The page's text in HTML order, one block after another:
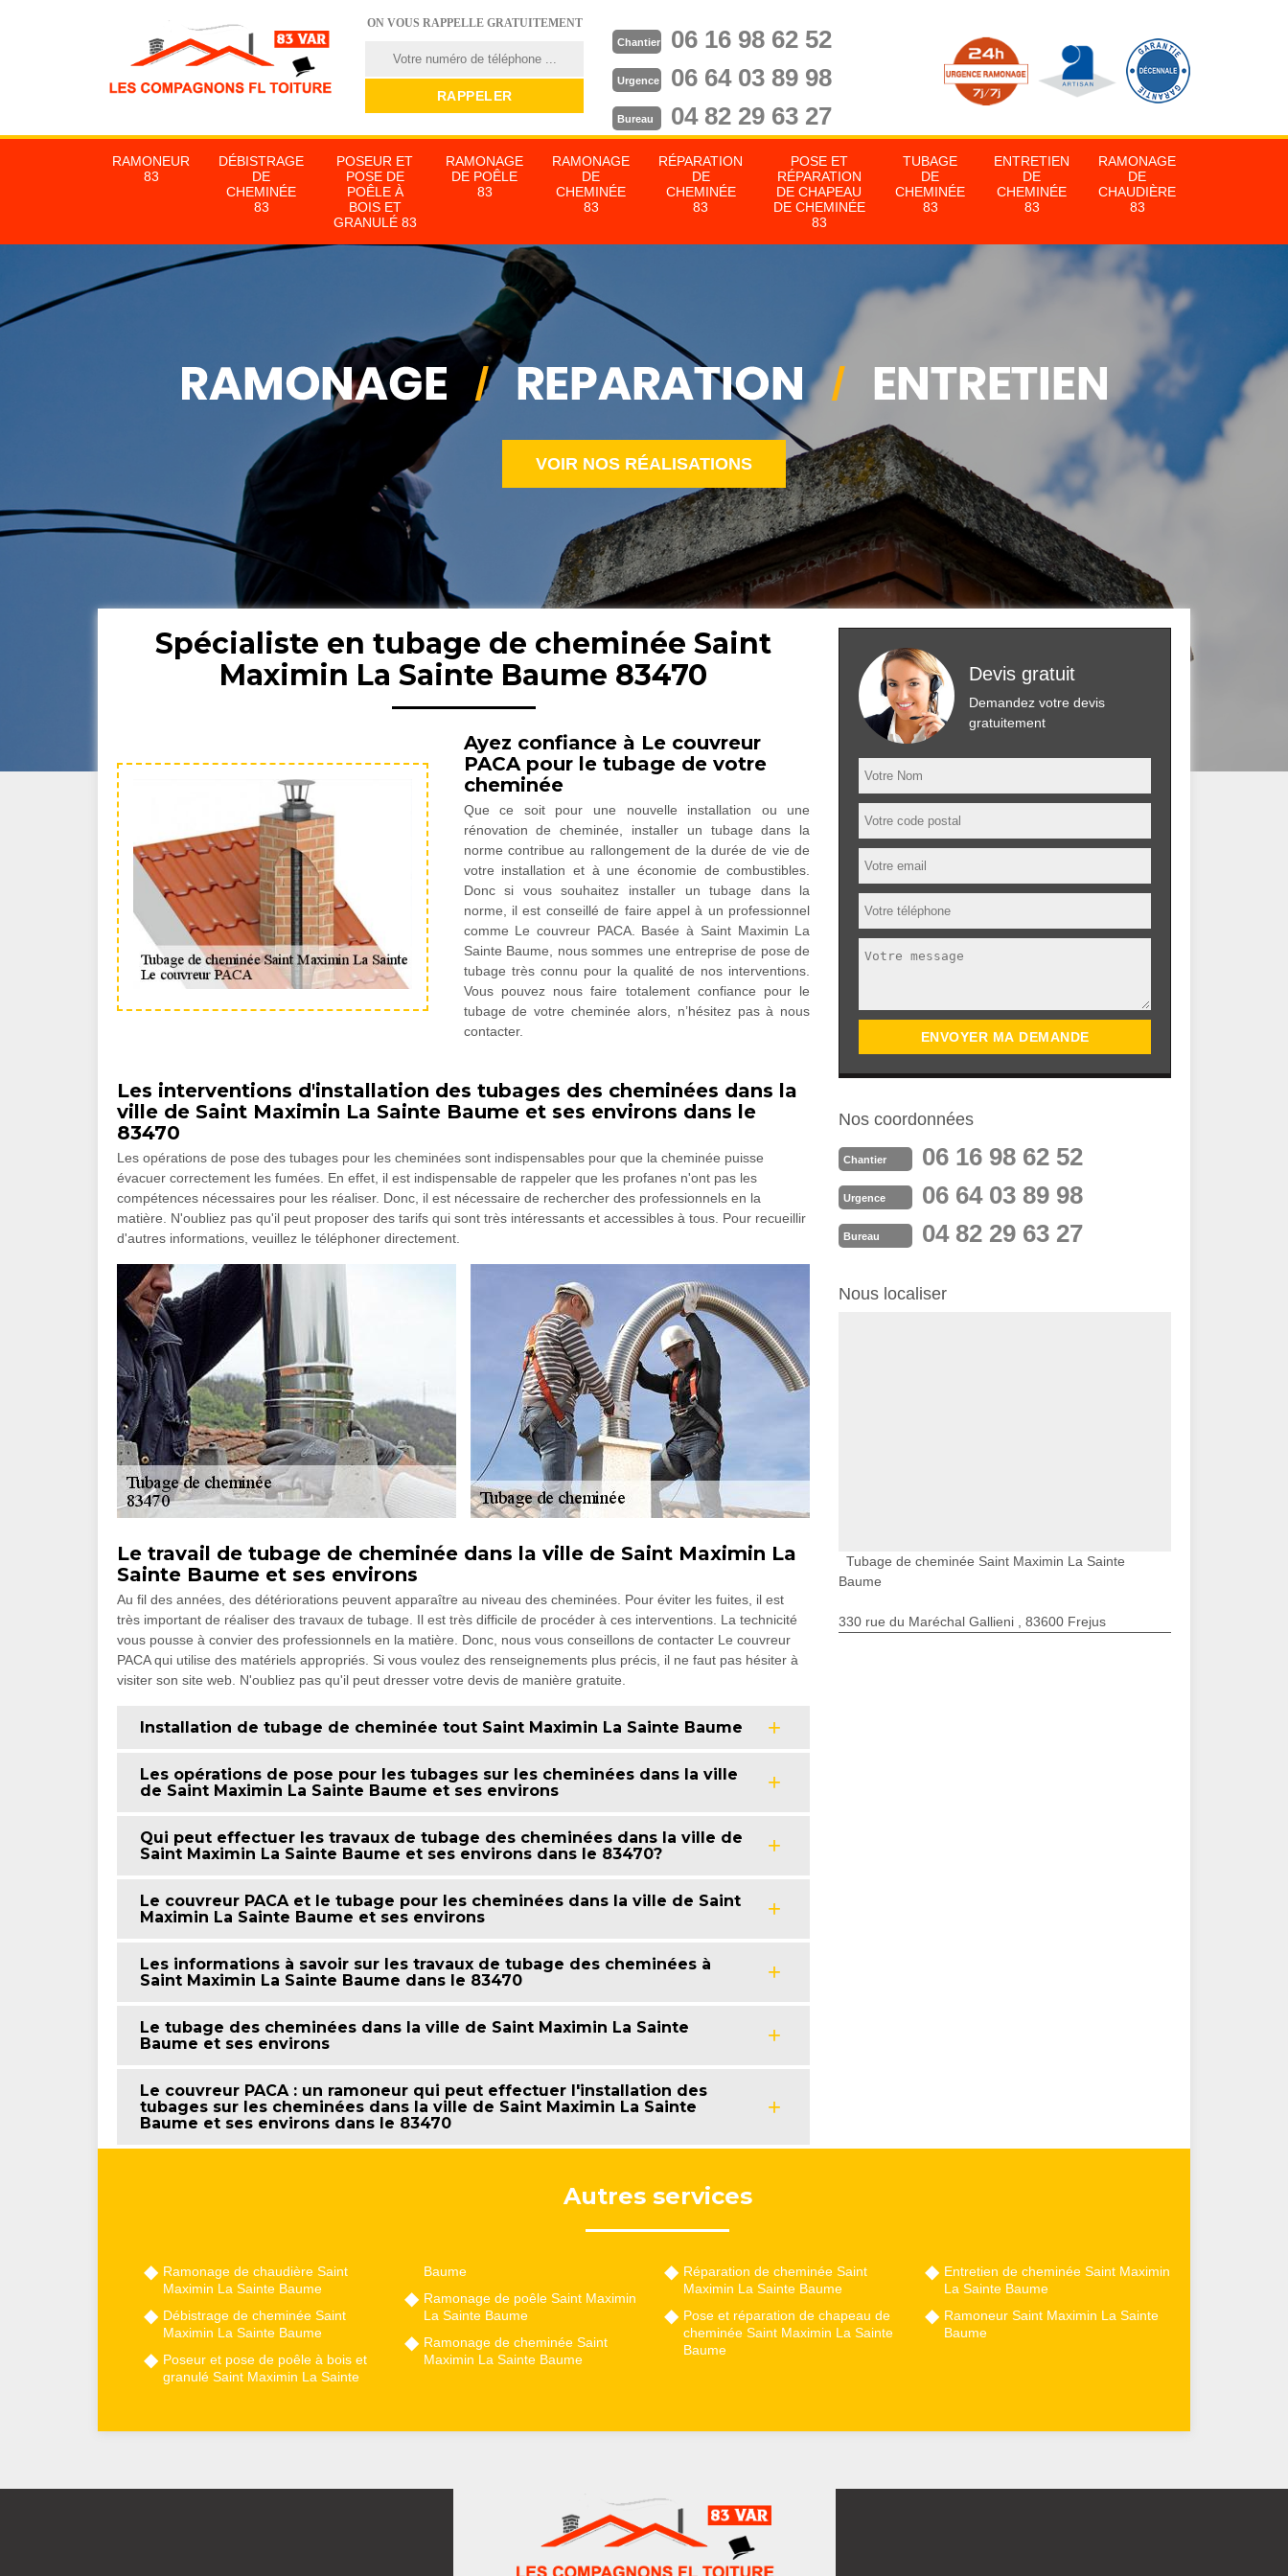
ON VOUS RAPPELLE GRATUITEMENT
Chantier 06 16 98 62 52
Urgence 06 64 03 89 98
Bureau 04 82 29 63 27
RAMONEUR
83
DÉBISTRAGE
DE
CHEMINÉE
83
POSEUR ET
POSE DE
POÊLE À
BOIS ET
GRANULÉ 83
RAMONAGE
DE POÊLE
83
RAMONAGE
DE
CHEMINÉE
83
RÉPARATION
DE
CHEMINÉE
83
POSE ET
RÉPARATION
DE CHAPEAU
DE CHEMINÉE
83
TUBAGE
DE
CHEMINÉE
83
ENTRETIEN
DE
CHEMINÉE
83
RAMONAGE
DE
CHAUDIÈRE
83
VOIR NOS RÉALISATIONS
Spécialiste en tubage de cheminée Saint
Maximin La Sainte Baume 83470
Ayez confiance à Le couvreur
PACA pour le tubage de votre
cheminée
Que ce soit pour une nouvelle installation ou une
rénovation de cheminée, installer un tubage dans la
norme contribue au rallongement de la durée de vie de
votre installation et à une économie de combustibles.
Donc si vous souhaitez installer un tubage dans la
norme, il est conseillé de faire appel à un professionnel
comme Le couvreur PACA. Basée à Saint Maximin La
Sainte Baume, nous sommes une entreprise de pose de
tubage très connu pour la qualité de nos interventions.
Vous pouvez nous faire totalement confiance pour le
tubage de votre cheminée alors, n’hésitez pas à nous
contacter.
Les interventions d'installation des tubages des cheminées dans la
ville de Saint Maximin La Sainte Baume et ses environs dans le
83470
Les opérations de pose des tubages pour les cheminées sont indispensables pour que la cheminée puisse
évacuer correctement les fumées. En effet, il est indispensable de rappeler que les profanes n'ont pas les
compétences nécessaires pour les réaliser. Donc, il est nécessaire de rechercher des professionnels en la
matière. N'oubliez pas qu'il peut proposer des tarifs qui sont très intéressants et accessibles à tous. Pour recueillir
d'autres informations, veuillez le téléphoner directement.
Le travail de tubage de cheminée dans la ville de Saint Maximin La
Sainte Baume et ses environs
Au fil des années, des détériorations peuvent apparaître au niveau des cheminées. Pour éviter les fuites, il est
très important de réaliser des travaux de tubage. Il est très difficile de procéder à ces interventions. La technicité
vous pousse à convier des professionnels en la matière. Donc, nous vous conseillons de contacter Le couvreur
PACA qui utilise des matériels appropriés. Si vous voulez des renseignements plus précis, il ne faut pas hésiter à
visiter son site web. N'oubliez pas qu'il peut dresser votre devis de manière gratuite.
Installation de tubage de cheminée tout Saint Maximin La Sainte Baume
Les opérations de pose pour les tubages sur les cheminées dans la ville
de Saint Maximin La Sainte Baume et ses environs
Qui peut effectuer les travaux de tubage des cheminées dans la ville de
Saint Maximin La Sainte Baume et ses environs dans le 83470?
Le couvreur PACA et le tubage pour les cheminées dans la ville de Saint
Maximin La Sainte Baume et ses environs
Les informations à savoir sur les travaux de tubage des cheminées à
Saint Maximin La Sainte Baume dans le 83470
Le tubage des cheminées dans la ville de Saint Maximin La Sainte
Baume et ses environs
Le couvreur PACA : un ramoneur qui peut effectuer l'installation des
tubages sur les cheminées dans la ville de Saint Maximin La Sainte
Baume et ses environs dans le 83470
Devis gratuit
Demandez votre devis
gratuitement
Nos coordonnées
Chantier 06 16 98 62 52
Urgence 06 64 03 89 98
Bureau 04 82 29 63 27
Nous localiser
Tubage de cheminée Saint Maximin La Sainte
Baume
330 rue du Maréchal Gallieni , 83600 Frejus
Autres services
Ramonage de chaudière Saint
Maximin La Sainte Baume
Débistrage de cheminée Saint
Maximin La Sainte Baume
Poseur et pose de poêle à bois et
granulé Saint Maximin La Sainte
Baume
Ramonage de poêle Saint Maximin
La Sainte Baume
Ramonage de cheminée Saint
Maximin La Sainte Baume
Réparation de cheminée Saint
Maximin La Sainte Baume
Pose et réparation de chapeau de
cheminée Saint Maximin La Sainte
Baume
Entretien de cheminée Saint Maximin
La Sainte Baume
Ramoneur Saint Maximin La Sainte
Baume